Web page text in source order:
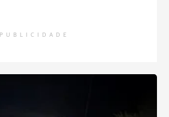
PUBLICIDADE